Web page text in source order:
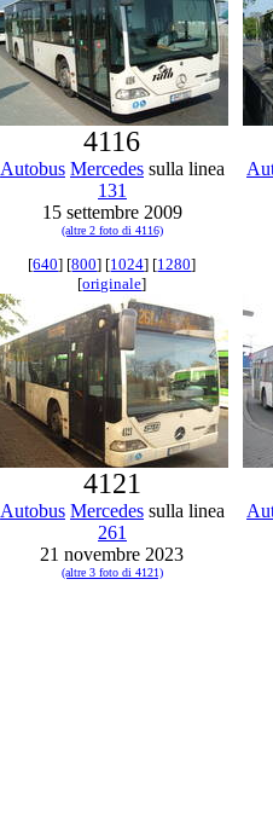
4116
Autobus Mercedes sulla linea
131
15 settembre 2009
(altre 2 foto di 4116)
[640] [800] [1024] [1280]
[originale]
4121
Autobus Mercedes sulla linea
261
21 novembre 2023
(altre 3 foto di 4121)